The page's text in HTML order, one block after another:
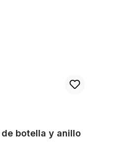
botella y anillo